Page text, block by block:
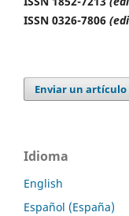
ISSN 0326-7806
Enviar un artículo
Idioma
English
Español (España)